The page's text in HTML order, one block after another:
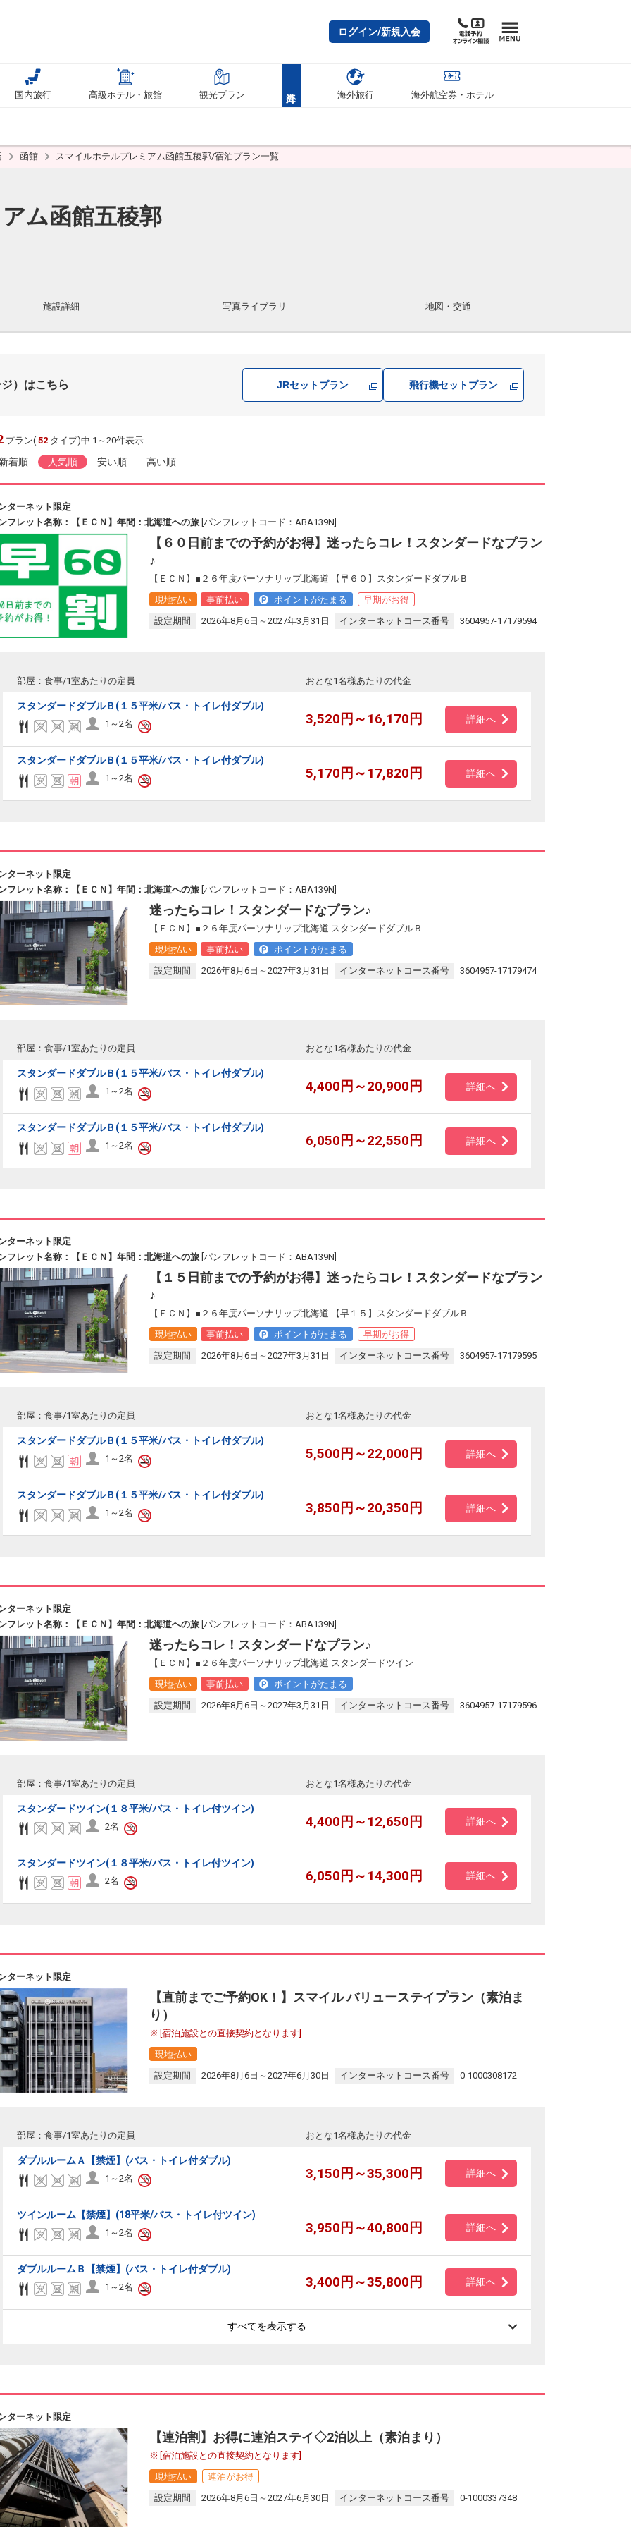
ログイン/新規入会
国内旅行 高級ホテル・旅館 観光プラン 海外旅行 海外航空券・ホテル
函館 スマイルホテルプレミアム函館五稜郭/宿泊プラン一覧
ム函館五稜郭
施設詳細 写真ライブラリ 地図・交通
）はこちら JRセットプラン 飛行機セットプラン
プラン( 52 タイプ)中 1～20件表示
着順 人気順 安い順 高い順
ターネット限定
フレット名称：【ＥＣＮ】年間：北海道への旅 [パンフレットコード：ABA139N]
【６０日前までの予約がお得】迷ったらコレ！スタンダードなプラン
♪
【ＥＣＮ】■２６年度パーソナリップ北海道 【早６０】スタンダードダブルＢ
現地払い
事前払い ポイントがたまる
早期がお得
設定期間
2026年8月6日～2027年3月31日 インターネットコース番号 3604957-17179594
部屋：食事/1室あたりの定員 おとな1名様あたりの代金
スタンダードダブルＢ(１５平米/バス・トイレ付ダブル)
1～2名 3,520円～16,170円 詳細へ
スタンダードダブルＢ(１５平米/バス・トイレ付ダブル)
1～2名 5,170円～17,820円 詳細へ
ターネット限定
フレット名称：【ＥＣＮ】年間：北海道への旅 [パンフレットコード：ABA139N]
迷ったらコレ！スタンダードなプラン♪
【ＥＣＮ】■２６年度パーソナリップ北海道 スタンダードダブルＢ
現地払い
事前払い
ポイントがたまる
設定期間
2026年8月6日～2027年3月31日 インターネットコース番号 3604957-17179474
部屋：食事/1室あたりの定員 おとな1名様あたりの代金
スタンダードダブルＢ(１５平米/バス・トイレ付ダブル)
1～2名 4,400円～20,900円 詳細へ
スタンダードダブルＢ(１５平米/バス・トイレ付ダブル)
1～2名 6,050円～22,550円 詳細へ
ターネット限定
フレット名称：【ＥＣＮ】年間：北海道への旅 [パンフレットコード：ABA139N]
【１５日前までの予約がお得】迷ったらコレ！スタンダードなプラン
♪
【ＥＣＮ】■２６年度パーソナリップ北海道 【早１５】スタンダードダブルＢ
現地払い
事前払い ポイントがたまる
早期がお得
設定期間
2026年8月6日～2027年3月31日 インターネットコース番号 3604957-17179595
部屋：食事/1室あたりの定員 おとな1名様あたりの代金
スタンダードダブルＢ(１５平米/バス・トイレ付ダブル)
1～2名 5,500円～22,000円 詳細へ
スタンダードダブルＢ(１５平米/バス・トイレ付ダブル)
1～2名 3,850円～20,350円 詳細へ
ターネット限定
フレット名称：【ＥＣＮ】年間：北海道への旅 [パンフレットコード：ABA139N]
迷ったらコレ！スタンダードなプラン♪
【ＥＣＮ】■２６年度パーソナリップ北海道 スタンダードツイン
現地払い
事前払い
ポイントがたまる
設定期間
2026年8月6日～2027年3月31日 インターネットコース番号 3604957-17179596
部屋：食事/1室あたりの定員 おとな1名様あたりの代金
スタンダードツイン(１８平米/バス・トイレ付ツイン)
2名 4,400円～12,650円 詳細へ
スタンダードツイン(１８平米/バス・トイレ付ツイン)
2名 6,050円～14,300円 詳細へ
ターネット限定
【直前までご予約OK！】スマイル バリューステイプラン（素泊ま
り）
[宿泊施設との直接契約となります]
現地払い
設定期間
2026年8月6日～2027年6月30日 インターネットコース番号 0-1000308172
部屋：食事/1室あたりの定員 おとな1名様あたりの代金
ダブルルームＡ【禁煙】(バス・トイレ付ダブル)
1～2名 3,150円～35,300円 詳細へ
ツインルーム【禁煙】(18平米/バス・トイレ付ツイン)
1～2名 3,950円～40,800円 詳細へ
ダブルルームＢ【禁煙】(バス・トイレ付ダブル)
1～2名 3,400円～35,800円 詳細へ
すべてを表示する
ターネット限定
【連泊割】お得に連泊ステイ◇2泊以上（素泊まり）
[宿泊施設との直接契約となります]
現地払い
連泊がお得
設定期間
2026年8月6日～2027年6月30日 インターネットコース番号 0-1000337348